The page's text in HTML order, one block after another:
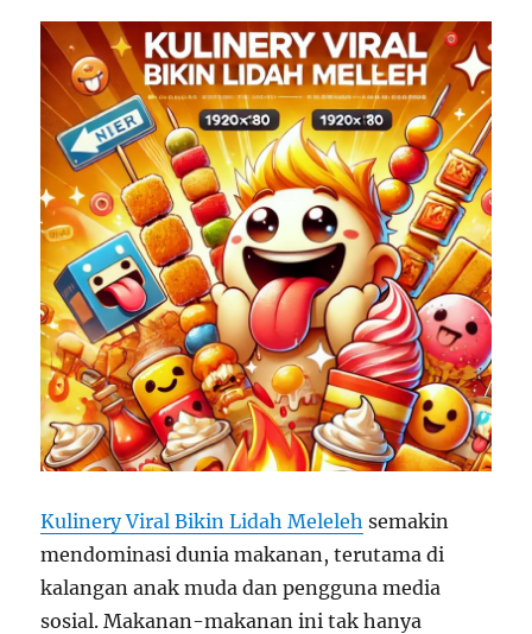
Kulinery Viral Bikin Lidah Meleleh semakin
mendominasi dunia makanan, terutama di
kalangan anak muda dan pengguna media
sosial. Makanan-makanan ini tak hanya